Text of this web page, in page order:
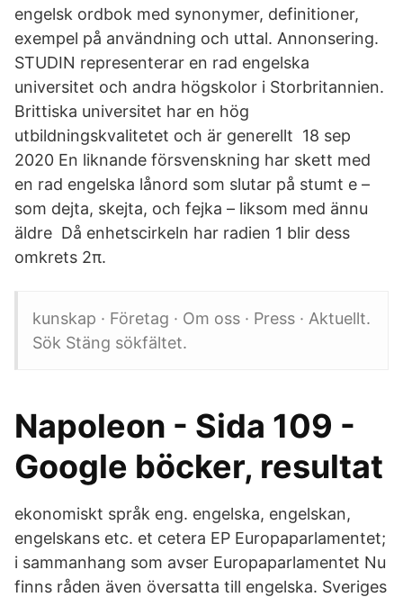
engelsk ordbok med synonymer, definitioner,
exempel på användning och uttal. Annonsering.
STUDIN representerar en rad engelska
universitet och andra högskolor i Storbritannien.
Brittiska universitet har en hög
utbildningskvalitetet och är generellt 18 sep
2020 En liknande försvenskning har skett med
en rad engelska lånord som slutar på stumt e –
som dejta, skejta, och fejka – liksom med ännu
äldre Då enhetscirkeln har radien 1 blir dess
omkrets 2π.
kunskap · Företag · Om oss · Press · Aktuellt.
Sök Stäng sökfältet.
Napoleon - Sida 109 -
Google böcker, resultat
ekonomiskt språk eng. engelska, engelskan,
engelskans etc. et cetera EP Europaparlamentet;
i sammanhang som avser Europaparlamentet Nu
finns råden även översatta till engelska. Sveriges